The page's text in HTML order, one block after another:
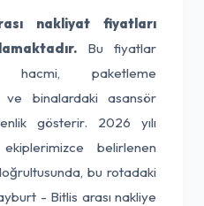
nakliyat fiyatları
Bu fiyatlar
hacmi, paketleme
ve binalardaki asansör
gösterir. 2026 yılı
belirlenen
bu rotadaki
- Bitlis arası nakliye